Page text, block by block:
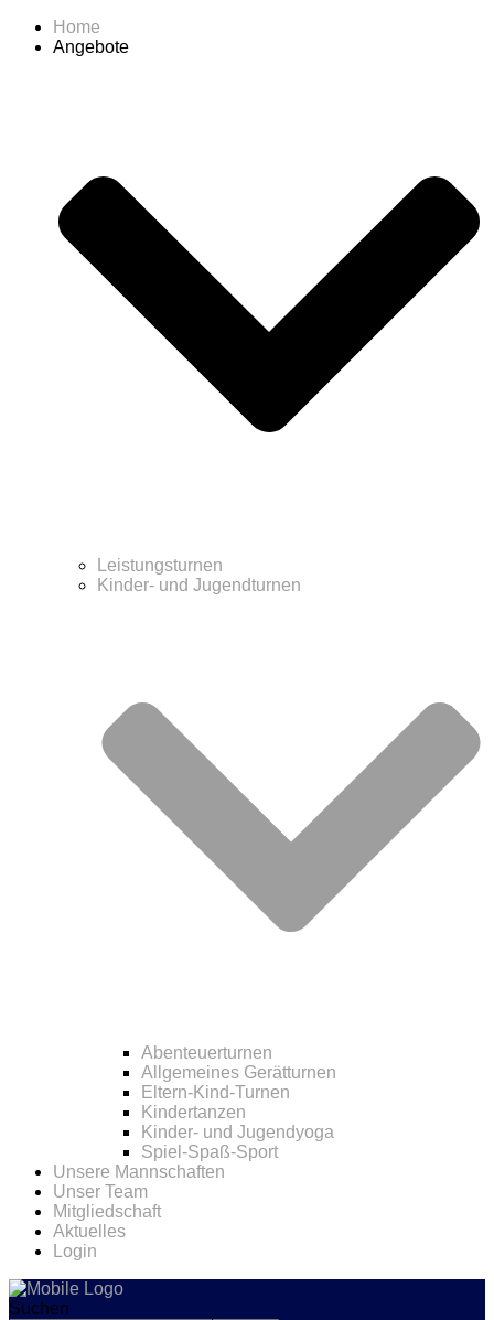
Home
Angebote
Leistungsturnen
Kinder- und Jugendturnen
Abenteuerturnen
Allgemeines Gerätturnen
Eltern-Kind-Turnen
Kindertanzen
Kinder- und Jugendyoga
Spiel-Spaß-Sport
Unsere Mannschaften
Unser Team
Mitgliedschaft
Aktuelles
Login
Suchen